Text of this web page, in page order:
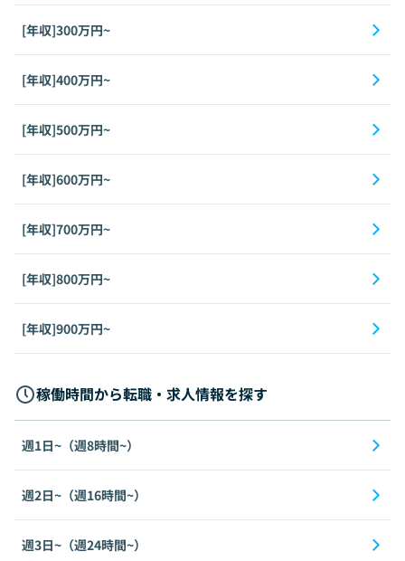
[年収]300万円~
[年収]400万円~
[年収]500万円~
[年収]600万円~
[年収]700万円~
[年収]800万円~
[年収]900万円~
稼働時間から転職・求人情報を探す
週1日~（週8時間~）
週2日~（週16時間~）
週3日~（週24時間~）